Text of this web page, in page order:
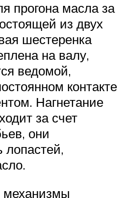
прогона масла за
из двух
шестеренка
на валу,
ведомой,
контакте
Нагнетание
за счет
они
лопастей,
механизмы